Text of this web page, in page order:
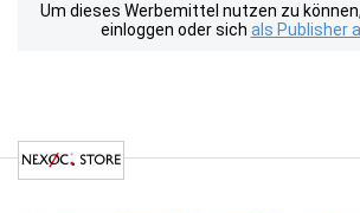
Um dieses Werbemittel nutzen zu
einloggen oder sich als Publisher